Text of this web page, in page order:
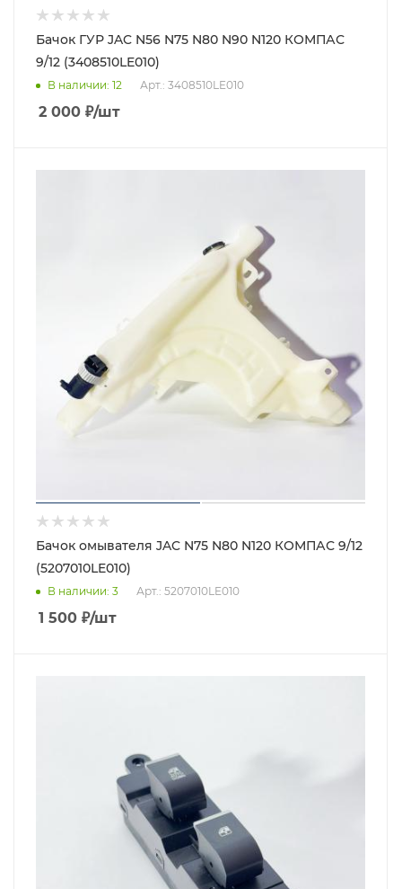
Бачок ГУР JAC N56 N75 N80 N90 N120 КОМПАС
9/12 (3408510LE010)
В наличии: 12 Арт.: 3408510LE010
2 000 ₽/шт
Бачок омывателя JAC N75 N80 N120 КОМПАС 9/12
(5207010LE010)
В наличии: 3 Арт.: 5207010LE010
1 500 ₽/шт